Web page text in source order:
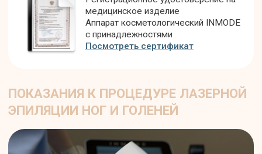
согласие родителей)
Важно:перед проведением лазерной
эпиляции лица обязательно
проконсультируйтесь с квалифицированным
специалистом для исключения всех
возможных противопоказаний.